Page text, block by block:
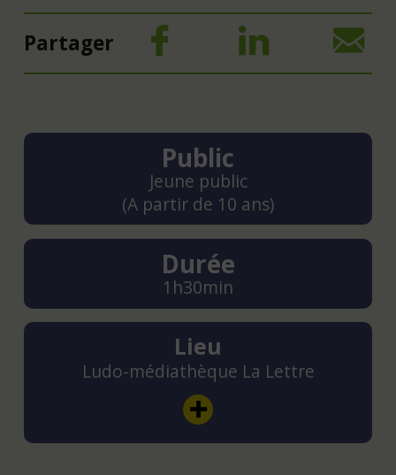
Partager
Public
Jeune public
(A partir de 10 ans)
Durée
1h30min
Lieu
Ludo-médiathèque La Lettre